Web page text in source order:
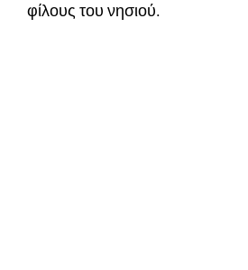
φίλους του νησιού.